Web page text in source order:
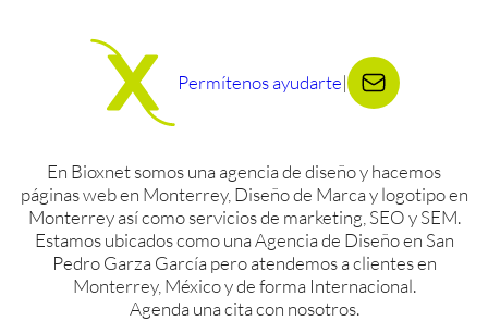
Permítenos ayudarte|
En Bioxnet somos una agencia de diseño y hacemos
páginas web en Monterrey, Diseño de Marca y logotipo en
Monterrey así como servicios de marketing, SEO y SEM.
Estamos ubicados como una Agencia de Diseño en San
Pedro Garza García pero atendemos a clientes en
Monterrey, México y de forma Internacional.
Agenda una cita con nosotros.